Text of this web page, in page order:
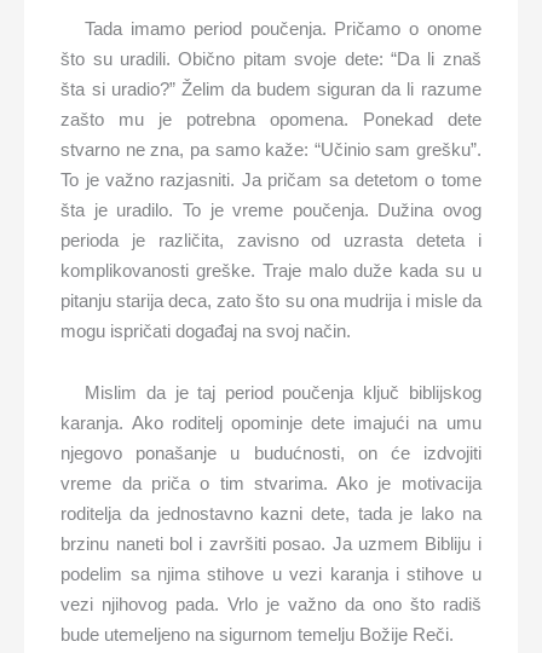
Tada imamo period poučenja. Pričamo o onome
što su uradili. Obično pitam svoje dete: “Da li znaš
šta si uradio?” Želim da budem siguran da li razume
zašto mu je potrebna opomena. Ponekad dete
stvarno ne zna, pa samo kaže: “Učinio sam grešku”.
To je važno razjasniti. Ja pričam sa detetom o tome
šta je uradilo. To je vreme poučenja. Dužina ovog
perioda je različita, zavisno od uzrasta deteta i
komplikovanosti greške. Traje malo duže kada su u
pitanju starija deca, zato što su ona mudrija i misle da
mogu ispričati događaj na svoj način.
Mislim da je taj period poučenja ključ biblijskog
karanja. Ako roditelj opominje dete imajući na umu
njegovo ponašanje u budućnosti, on će izdvojiti
vreme da priča o tim stvarima. Ako je motivacija
roditelja da jednostavno kazni dete, tada je lako na
brzinu naneti bol i završiti posao. Ja uzmem Bibliju i
podelim sa njima stihove u vezi karanja i stihove u
vezi njihovog pada. Vrlo je važno da ono što radiš
bude utemeljeno na sigurnom temelju Božije Reči.